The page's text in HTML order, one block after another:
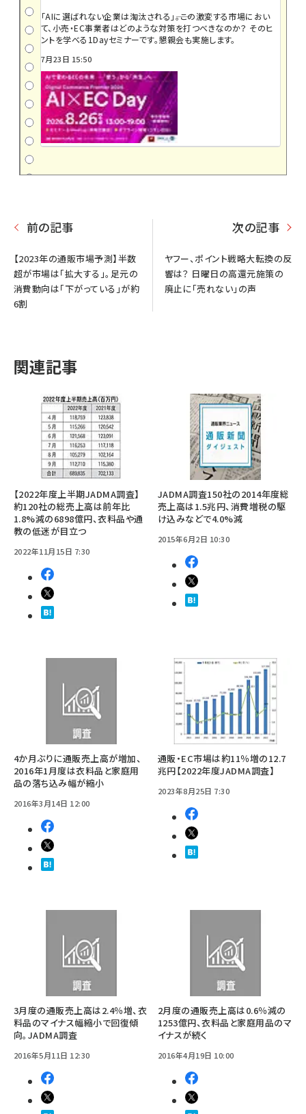
「AIに選ばれない企業は淘汰される」――。この激変する市場におい
て、小売・EC事業者はどのような対策を打つべきなのか？ そのヒ
ントを学べる1Dayセミナーです。懇親会も実施します。
7月23日 15:50
前の記事
【2023年の通販市場予測】半数
超が市場は「拡大する」。足元の
消費動向は「下がっている」が約
6割
次の記事
ヤフー、ポイント戦略大転換の反
響は？ 日曜日の高還元施策の
廃止に「売れない」の声
関連記事
【2022年度上半期JADMA調査】
約120社の総売上高は前年比
1.8%減の6898億円、衣料品や通
教の低迷が目立つ
2022年11月15日 7:30
JADMA調査150社の2014年度総
売上高は1.5兆円、消費増税の駆
け込みなどで4.0%減
2015年6月2日 10:30
4か月ぶりに通販売上高が増加、
2016年1月度は衣料品と家庭用
品の落ち込み幅が縮小
2016年3月14日 12:00
通販・EC市場は約11％増の12.7
兆円【2022年度JADMA調査】
2023年8月25日 7:30
3月度の通販売上高は2.4％増、衣
料品のマイナス幅縮小で回復傾
向。JADMA調査
2016年5月11日 12:30
2月度の通販売上高は0.6％減の
1253億円、衣料品と家庭用品のマ
イナスが続く
2016年4月19日 10:00